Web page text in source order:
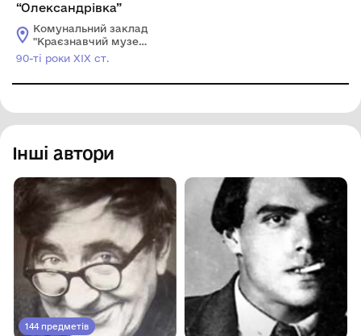
“Олександрівка”
Комунальний заклад
"Краєзнавчий музей
Долинської міської
ради"
90-ті роки ХІХ ст.
Інші автори
144 предметів